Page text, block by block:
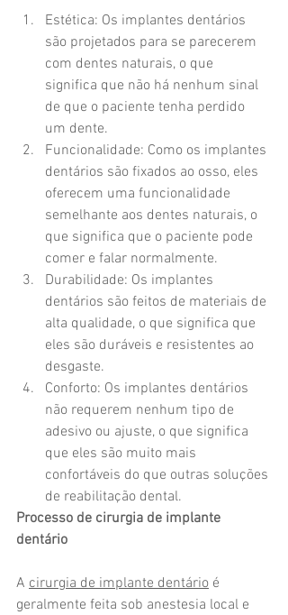
Estética: Os implantes dentários
são projetados para se parecerem
com dentes naturais, o que
significa que não há nenhum sinal
de que o paciente tenha perdido
um dente.
Funcionalidade: Como os implantes
dentários são fixados ao osso, eles
oferecem uma funcionalidade
semelhante aos dentes naturais, o
que significa que o paciente pode
comer e falar normalmente.
Durabilidade: Os implantes
dentários são feitos de materiais de
alta qualidade, o que significa que
eles são duráveis e resistentes ao
desgaste.
Conforto: Os implantes dentários
não requerem nenhum tipo de
adesivo ou ajuste, o que significa
que eles são muito mais
confortáveis do que outras soluções
de reabilitação dental.
Processo de cirurgia de implante
dentário
A cirurgia de implante dentário é
geralmente feita sob anestesia local e